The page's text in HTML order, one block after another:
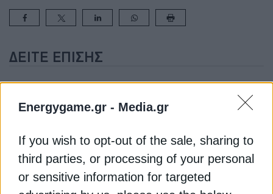
Energygame.gr - Media.gr
If you wish to opt-out of the sale, sharing to
third parties, or processing of your personal
or sensitive information for targeted
ΔΕΊΤΕ ΕΠΊΣΗΣ